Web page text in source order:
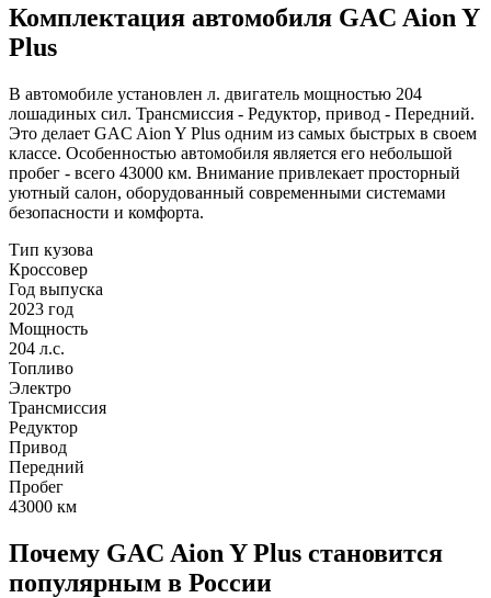
Комплектация автомобиля GAC Aion Y
Plus
В автомобиле установлен л. двигатель мощностью 204
лошадиных сил. Трансмиссия - Редуктор, привод - Передний.
Это делает GAC Aion Y Plus одним из самых быстрых в своем
классе. Особенностью автомобиля является его небольшой
пробег - всего 43000 км. Внимание привлекает просторный
уютный салон, оборудованный современными системами
безопасности и комфорта.
Тип кузова
Кроссовер
Год выпуска
2023 год
Мощность
204 л.с.
Топливо
Электро
Трансмиссия
Редуктор
Привод
Передний
Пробег
43000 км
Почему GAC Aion Y Plus становится
популярным в России